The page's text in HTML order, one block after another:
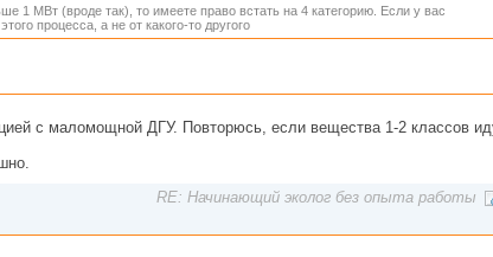
1 МВт (вроде так), то имеете право встать на 4 категорию. Если у вас
процесса, а не от какого-то другого
с маломощной ДГУ. Повторюсь, если вещества 1-2 классов
RE: Начинающий эколог без опыта работы